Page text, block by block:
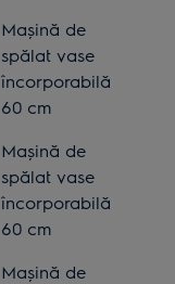
Mașină de
spălat vase
încorporabilă
60 cm
Mașină de
spălat vase
încorporabilă
60 cm
Mașină de